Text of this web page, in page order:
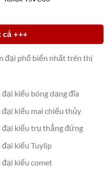
cả +++
đại phổ biến nhất trên thị
kiểu bóng dạng đĩa
kiểu mai chiếu thủy
kiểu trụ thẳng đứng
kiểu Tuylip
kiểu comet